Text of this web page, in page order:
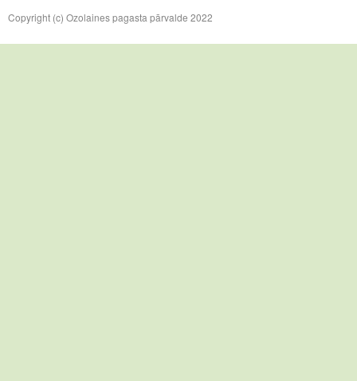
Copyright (c) Ozolaines pagasta pārvalde 2022